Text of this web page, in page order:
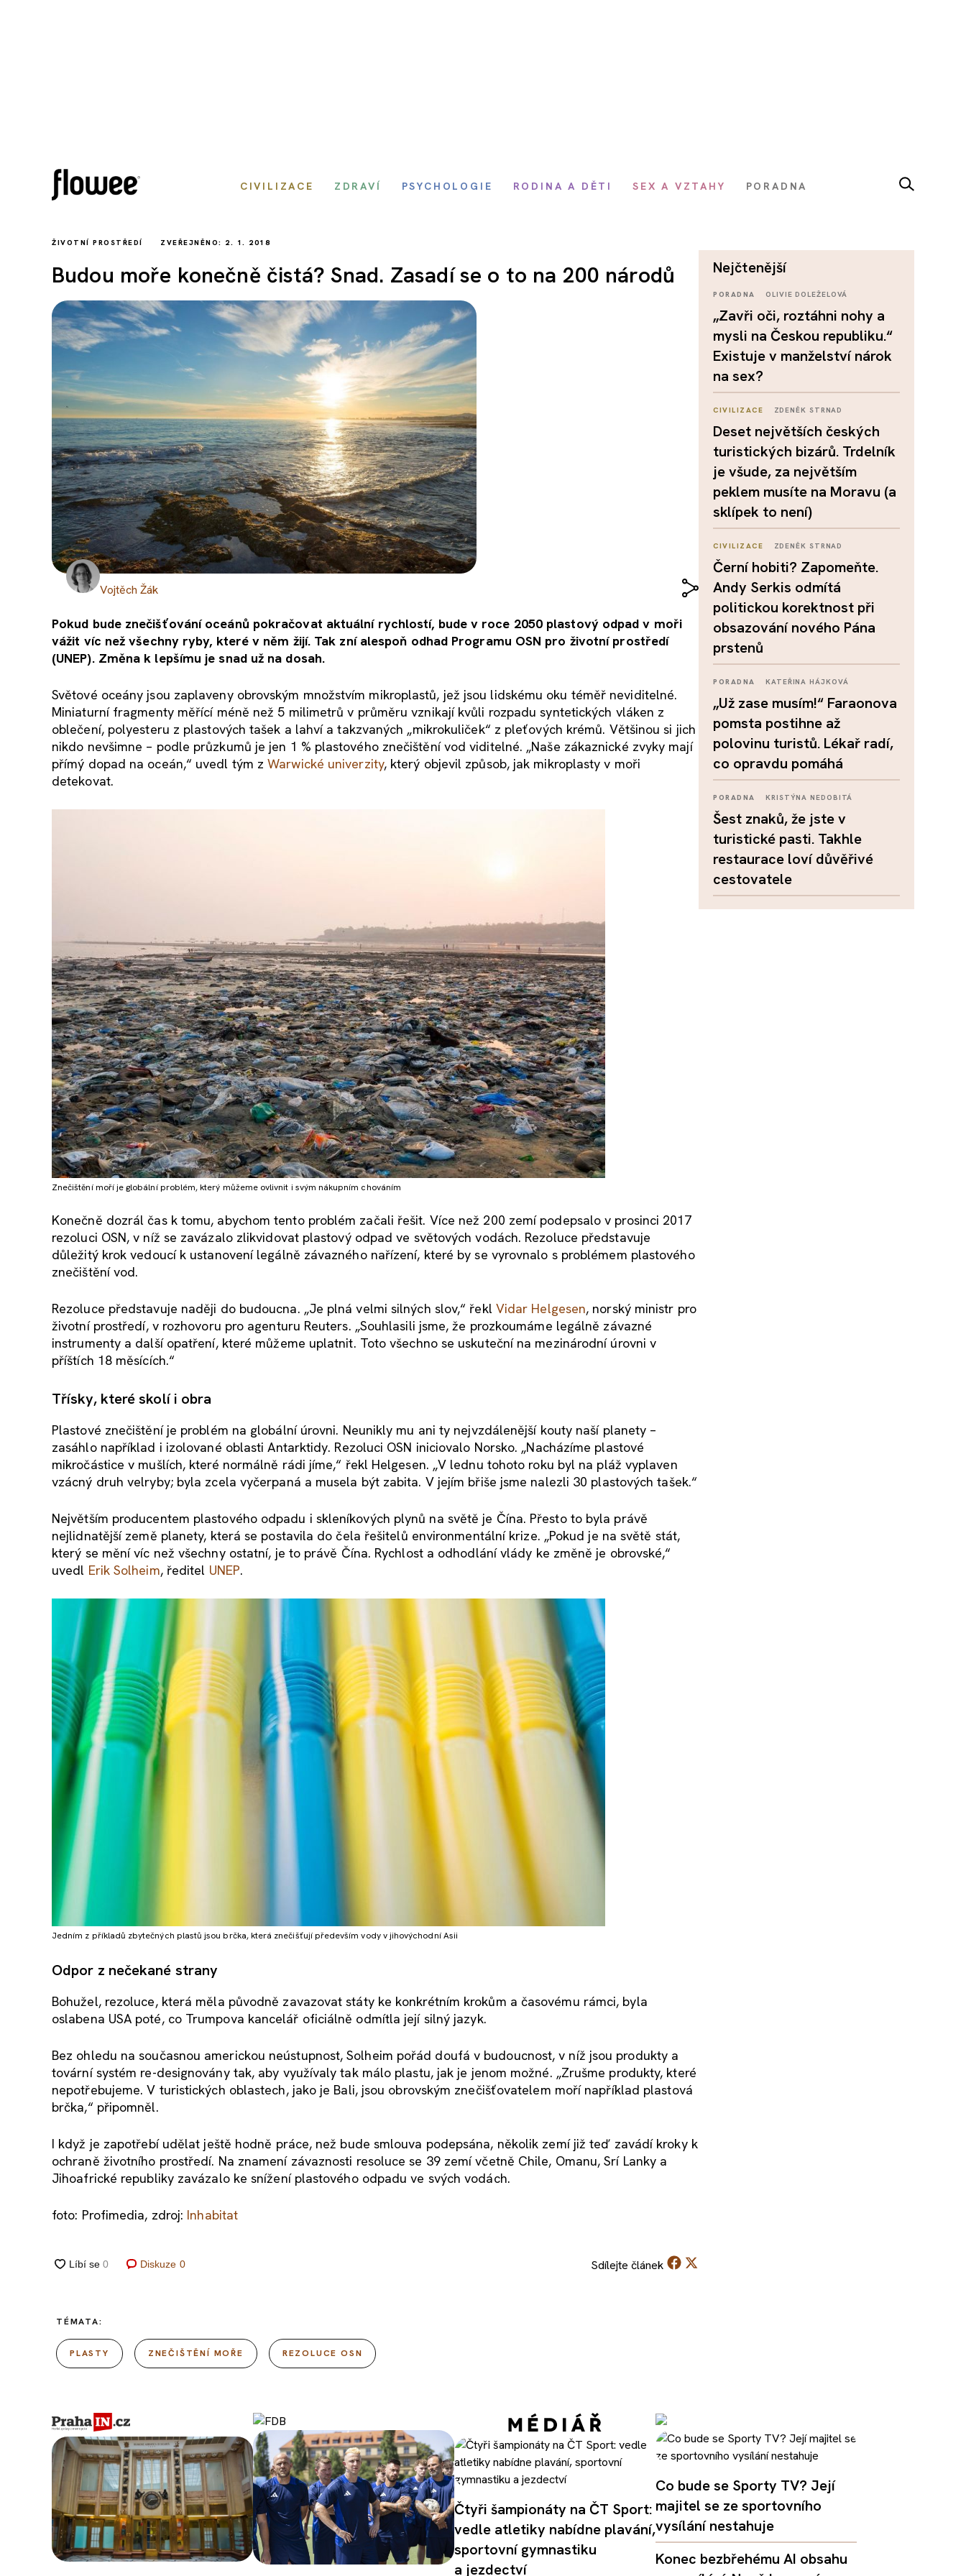
CIVILIZACE ZDRAVÍ PSYCHOLOGIE RODINA A DĚTI SEX A VZTAHY PORADNA
ŽIVOTNÍ PROSTŘEDÍ ZVEŘEJNĚNO: 2. 1. 2018
Budou moře konečně čistá? Snad. Zasadí se o to na 200 národů
Vojtěch Žák
Pokud bude znečišťování oceánů pokračovat aktuální rychlostí, bude v roce 2050 plastový odpad v moři
vážit víc než všechny ryby, které v něm žijí. Tak zní alespoň odhad Programu OSN pro životní prostředí
(UNEP). Změna k lepšímu je snad už na dosah.
Světové oceány jsou zaplaveny obrovským množstvím mikroplastů, jež jsou lidskému oku téměř neviditelné.
Miniaturní fragmenty měřící méně než 5 milimetrů v průměru vznikají kvůli rozpadu syntetických vláken z
oblečení, polyesteru z plastových tašek a lahví a takzvaných „mikrokuliček“ z pleťových krémů. Většinou si jich
nikdo nevšimne – podle průzkumů je jen 1 % plastového znečištění vod viditelné. „Naše zákaznické zvyky mají
přímý dopad na oceán,“ uvedl tým zWarwické univerzity, který objevil způsob, jak mikroplasty v moři
detekovat.
Znečištění moří je globální problém, který můžeme ovlivnit i svým nákupním chováním
Konečně dozrál čas k tomu, abychom tento problém začali řešit. Více než 200 zemí podepsalo v prosinci 2017
rezoluci OSN, v níž se zavázalo zlikvidovat plastový odpad ve světových vodách. Rezoluce představuje
důležitý krok vedoucí k ustanovení legálně závazného nařízení, které by se vyrovnalo s problémem plastového
znečištění vod.
Rezoluce představuje naději do budoucna. „Je plná velmi silných slov,“ řekl Vidar Helgesen, norský ministr pro
životní prostředí, v rozhovoru pro agenturu Reuters. „Souhlasili jsme, že prozkoumáme legálně závazné
instrumenty a další opatření, které můžeme uplatnit. Toto všechno se uskuteční na mezinárodní úrovni v
příštích 18 měsících.“
Třísky, které skolí i obra
Plastové znečištění je problém na globální úrovni. Neunikly mu ani ty nejvzdálenější kouty naší planety –
zasáhlo například i izolované oblasti Antarktidy. Rezoluci OSN iniciovalo Norsko. „Nacházíme plastové
mikročástice v mušlích, které normálně rádi jíme,“ řekl Helgesen. „V lednu tohoto roku byl na pláž vyplaven
vzácný druh velryby; byla zcela vyčerpaná a musela být zabita. V jejím břiše jsme nalezli 30 plastových tašek.“
Největším producentem plastového odpadu i skleníkových plynů na světě je Čína. Přesto to byla právě
nejlidnatější země planety, která se postavila do čela řešitelů environmentální krize. „Pokud je na světě stát,
který se mění víc než všechny ostatní, je to právě Čína. Rychlost a odhodlání vlády ke změně je obrovské,“
uvedl Erik Solheim, ředitel UNEP.
Jedním z příkladů zbytečných plastů jsou brčka, která znečišťují především vody v jihovýchodní Asii
Odpor z nečekané strany
Bohužel, rezoluce, která měla původně zavazovat státy ke konkrétním krokům a časovému rámci, byla
oslabena USA poté, co Trumpova kancelář oficiálně odmítla její silný jazyk.
Bez ohledu na současnou americkou neústupnost, Solheim pořád doufá v budoucnost, v níž jsou produkty a
tovární systém re-designovány tak, aby využívaly tak málo plastu, jak je jenom možné. „Zrušme produkty, které
nepotřebujeme. V turistických oblastech, jako je Bali, jsou obrovským znečišťovatelem moří například plastová
brčka,“ připomněl.
I když je zapotřebí udělat ještě hodně práce, než bude smlouva podepsána, několik zemí již teď zavádí kroky k
ochraně životního prostředí. Na znamení závaznosti resoluce se 39 zemí včetně Chile, Omanu, Srí Lanky a
Jihoafrické republiky zavázalo ke snížení plastového odpadu ve svých vodách.
foto: Profimedia, zdroj: Inhabitat
Diskuze 0 Sdílejte článek
TÉMATA:
PLASTY ZNEČIŠTĚNÍ MOŘE REZOLUCE OSN
nejčtenější
PORADNA OLIVIE DOLEŽELOVÁ
„Zavři oči, roztáhni nohy a
mysli na Českou republiku.“
Existuje v manželství nárok
na sex?
CIVILIZACE ZDENĚK STRNAD
Deset největších českých
turistických bizárů. Trdelník
je všude, za největším
peklem musíte na Moravu (a
sklípek to není)
CIVILIZACE ZDENĚK STRNAD
Černí hobiti? Zapomeňte.
Andy Serkis odmítá
politickou korektnost při
obsazování nového Pána
prstenů
PORADNA KATEŘINA HÁJKOVÁ
„Už zase musím!“ Faraonova
pomsta postihne až
polovinu turistů. Lékař radí,
co opravdu pomáhá
PORADNA KRISTÝNA NEDOBITÁ
Šest znaků, že jste v
turistické pasti. Takhle
restaurace loví důvěřivé
cestovatele
Čtyři šampionáty na ČT Sport:
vedle atletiky nabídne plavání,
sportovní gymnastiku
a jezdectví
Co bude se Sporty TV? Její
majitel se ze sportovního
vysílání nestahuje
Konec bezbřehému AI obsahu